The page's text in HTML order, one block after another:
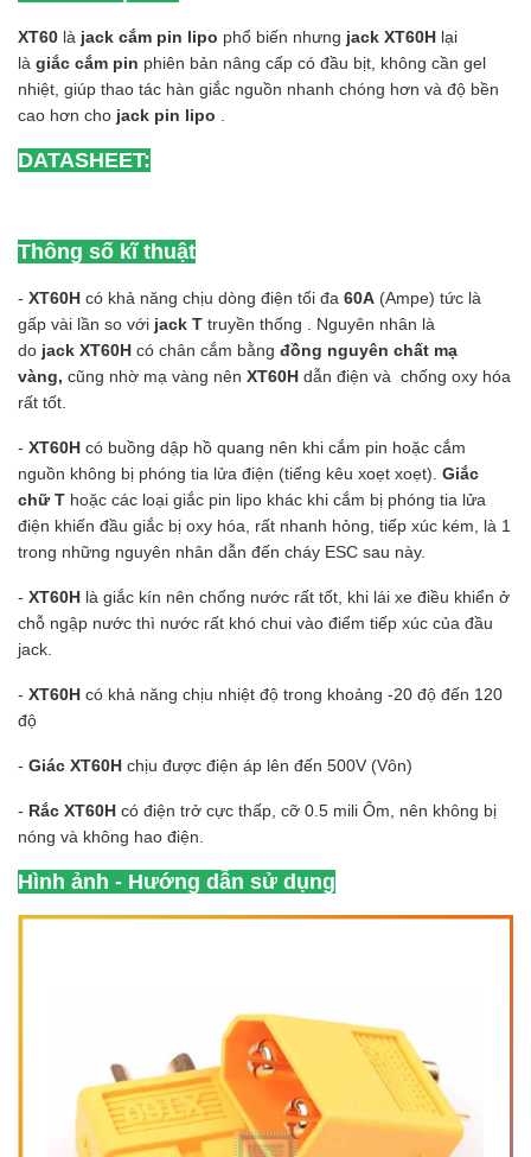
XT60 là jack cắm pin lipo phổ biến nhưng jack XT60H lại
là giắc cắm pin phiên bản nâng cấp có đầu bịt, không cần gel
nhiệt, giúp thao tác hàn giắc nguồn nhanh chóng hơn và độ bền
cao hơn cho jack pin lipo
DATASHEET:
Thông số kĩ thuật
- XT60H có khả năng chịu dòng điện tối đa 60A (Ampe) tức là
gấp vài lần so với jack T truyền thống . Nguyên nhân là
do jack XT60H có chân cắm bằng đồng nguyên chất mạ
vàng, cũng nhờ mạ vàng nên XT60H dẫn điện và chống oxy hóa
rất tốt.
- XT60H có buồng dập hồ quang nên khi cắm pin hoặc cắm
nguồn không bị phóng tia lửa điện (tiếng kêu xoẹt xoẹt). Giắc
chữ T hoặc các loại giắc pin lipo khác khi cắm bị phóng tia lửa
điện khiến đầu giắc bị oxy hóa, rất nhanh hỏng, tiếp xúc kém, là 1
trong những nguyên nhân dẫn đến cháy ESC sau này.
- XT60H là giắc kín nên chống nước rất tốt, khi lái xe điều khiển ở
chỗ ngập nước thì nước rất khó chui vào điểm tiếp xúc của đầu
jack.
- XT60H có khả năng chịu nhiệt độ trong khoảng -20 độ đến 120
độ
- Giác XT60H chịu được điện áp lên đến 500V (Vôn)
- Rắc XT60H có điện trở cực thấp, cỡ 0.5 mili Ôm, nên không bị
nóng và không hao điện.
Hình ảnh - Hướng dẫn sử dụng